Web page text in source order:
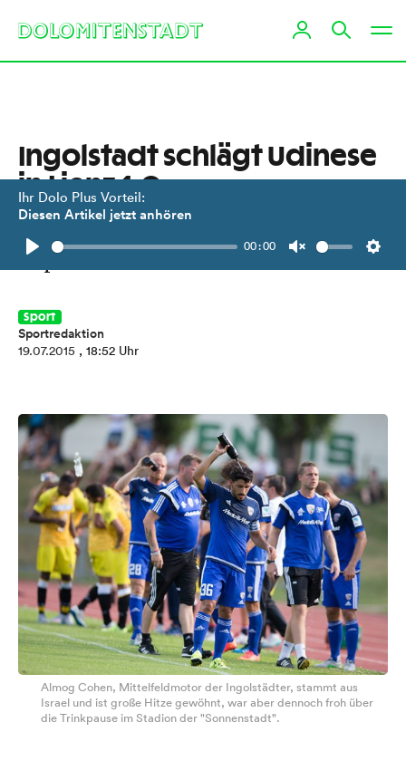
Ihr Dolo Plus Vorteil:
Diesen Artikel jetzt anhören
Play
00:00
Unmute
Ingolstadt schlägt Udinese
in Lienz 1:0
Hitziges Freundschaftsspiel mit
Superstars im Dolomitenstadion.
Sport
Sportredaktion
19.07.2015 , 18:52 Uhr
Almog Cohen, Mittelfeldmotor der Ingolstädter, stammt aus
Israel und ist große Hitze gewöhnt, war aber dennoch froh über
die Trinkpause im Stadion der "Sonnenstadt".